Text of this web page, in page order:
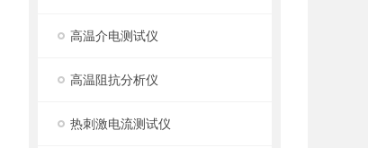
高温介电测试仪
高温阻抗分析仪
热刺激电流测试仪